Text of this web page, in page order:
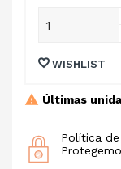
WISHLIST
Últimas
Política